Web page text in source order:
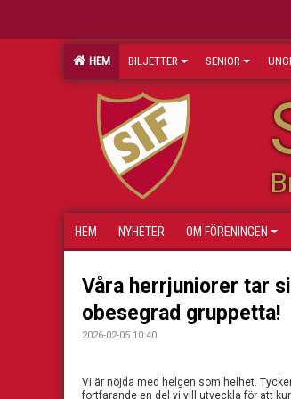
HEM BILJETTER SENIOR
HEM NYHETER OM FÖRENINGEN
Våra herrjuniorer tar
obesegrad gruppetta!
2026-02-05 10:40
Vi är nöjda med helgen som helhet.
fortfarande en del vi vill utveckla för att